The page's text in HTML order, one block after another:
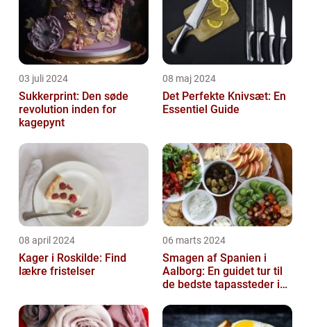
03 juli 2024
Sukkerprint: Den søde
revolution inden for
kagepynt
08 maj 2024
Det Perfekte Knivsæt: En
Essentiel Guide
08 april 2024
Kager i Roskilde: Find
lækre fristelser
06 marts 2024
Smagen af Spanien i
Aalborg: En guidet tur til
de bedste tapassteder i